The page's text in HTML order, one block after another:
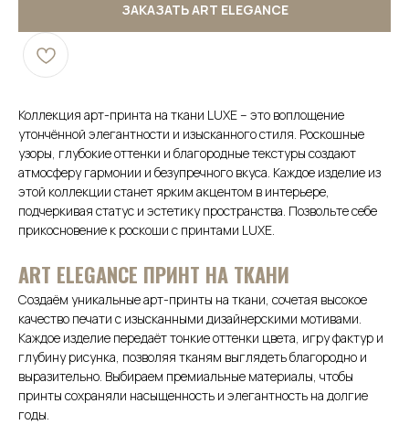
ЗАКАЗАТЬ ART ELEGANCE
Коллекция арт-принта на ткани LUXE – это воплощение
утончённой элегантности и изысканного стиля. Роскошные
узоры, глубокие оттенки и благородные текстуры создают
атмосферу гармонии и безупречного вкуса. Каждое изделие из
этой коллекции станет ярким акцентом в интерьере,
подчеркивая статус и эстетику пространства. Позвольте себе
прикосновение к роскоши с принтами LUXE.
АRТ ELEGANCE ПРИНТ НА ТКАНИ
Создаём уникальные арт-принты на ткани, сочетая высокое
качество печати с изысканными дизайнерскими мотивами.
Каждое изделие передаёт тонкие оттенки цвета, игру фактур и
глубину рисунка, позволяя тканям выглядеть благородно и
выразительно. Выбираем премиальные материалы, чтобы
принты сохраняли насыщенность и элегантность на долгие
годы.